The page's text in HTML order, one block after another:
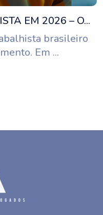
EM 2026 – O...
brasileiro
Em ...